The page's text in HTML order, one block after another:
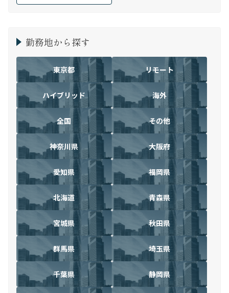
勤務地から探す
東京都 リモート
ハイブリッド 海外
全国 その他
神奈川県 大阪府
愛知県 福岡県
北海道 青森県
宮城県 秋田県
群馬県 埼玉県
千葉県 静岡県